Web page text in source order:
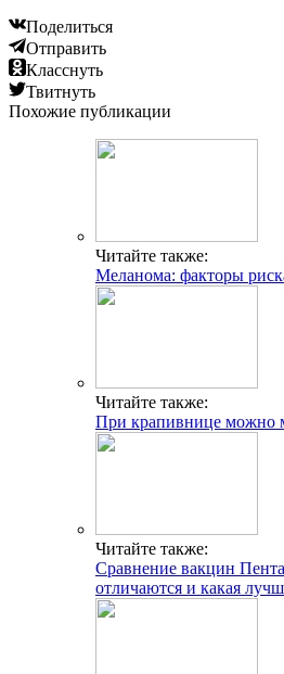
Поделиться
Отправить
Класснуть
Твитнуть
Похожие публикации
Читайте также:
Меланома: факторы
Читайте также:
При крапивнице можно
Читайте также:
Сравнение вакцин
отличаются и какая